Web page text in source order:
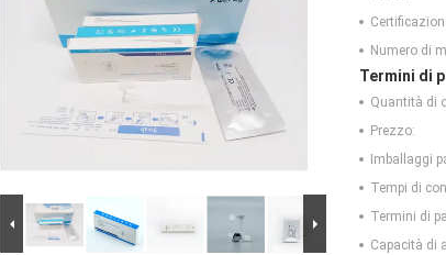
Numero di
Termini di
Quantità di
Prezzo:
Imballaggi
Tempi di
Termini di
Capacità di